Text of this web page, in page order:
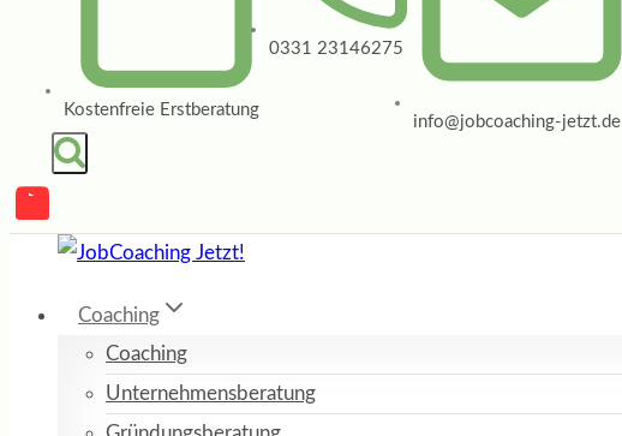
Kostenfreie Erstberatung
0331 23146275
info@jobcoaching-jetzt.de
Coaching
Coaching
Unternehmensberatung